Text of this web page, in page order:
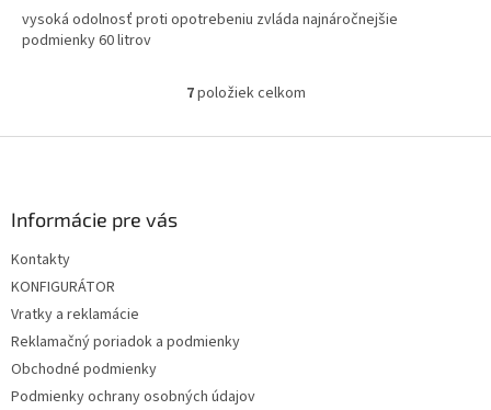
vysoká odolnosť proti opotrebeniu zvláda najnáročnejšie
podmienky 60 litrov
O
l
v
7položiek celkom
Informácie pre vás
Kontakty
KONFIGURÁTOR
Vratky a reklamácie
Reklamačný poriadok a podmienky
Obchodné podmienky
Podmienky ochrany osobných údajov